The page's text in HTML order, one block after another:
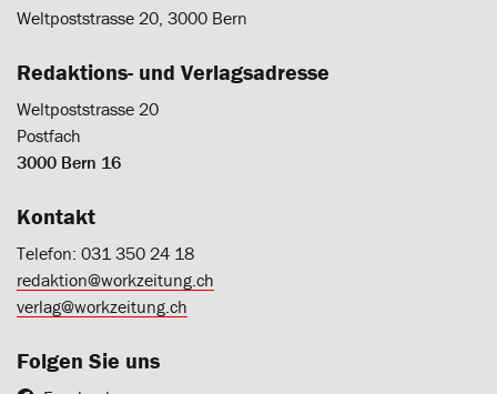
Weltpoststrasse 20, 3000 Bern
Redaktions- und Verlagsadresse
Weltpoststrasse 20
Postfach
3000 Bern 16
Kontakt
Telefon: 031 350 24 18
redaktion@workzeitung.ch
verlag@workzeitung.ch
Folgen Sie uns